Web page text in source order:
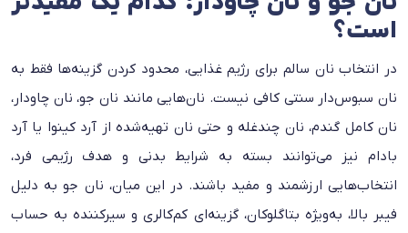
است؟
در انتخاب نان سالم برای رژیم غذایی، محدود کردن گزینه‌ها فقط به
نان سبوس‌دار سنتی کافی نیست. نان‌هایی مانند نان جو، نان چاودار،
نان کامل گندم، نان چند‌غله و حتی نان تهیه‌شده از آرد کینوا یا آرد
بادام نیز می‌توانند بسته به شرایط بدنی و هدف رژیمی فرد،
انتخاب‌هایی ارزشمند و مفید باشند. در این میان، نان جو به دلیل
فیبر بالا، به‌ویژه بتاگلوکان، گزینه‌ای کم‌کالری و سیرکننده به حساب